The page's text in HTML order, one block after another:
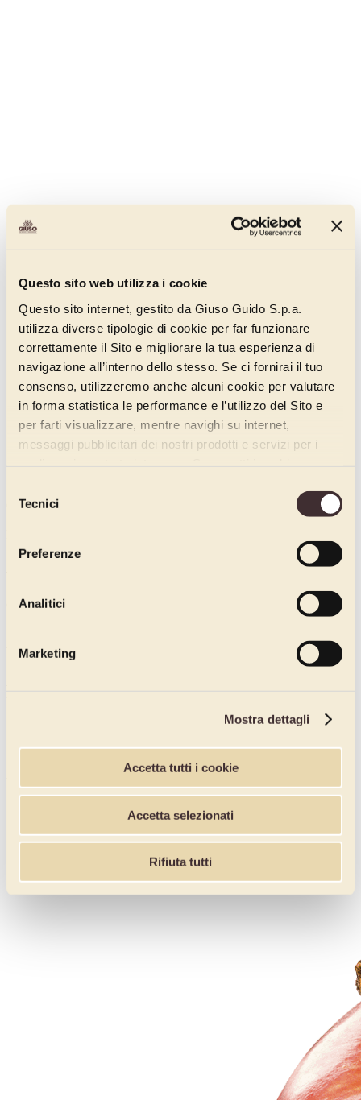
Questo sito web utilizza i cookie
Questo sito internet, gestito da Giuso Guido S.p.a.
utilizza diverse tipologie di cookie per far funzionare
correttamente il Sito e migliorare la tua esperienza di
navigazione all’interno dello stesso. Se ci fornirai il tuo
consenso, utilizzeremo anche alcuni cookie per valutare
in forma statistica le performance e l’utilizzo del Sito e
per farti visualizzare, mentre navighi su internet,
messaggi pubblicitari dei nostri prodotti e servizi per i
delTecnici
Preferenze
Analitici
Marketing
Mostra dettagli
Accetta tutti i cookie
Accetta selezionati
Rifiuta tutti
Codice:
3.4
Confezioni per cartone:
New & Fru
Preparazione cremosa realizzata con pere (80%).
Senza derivati del Latte Aggiunti